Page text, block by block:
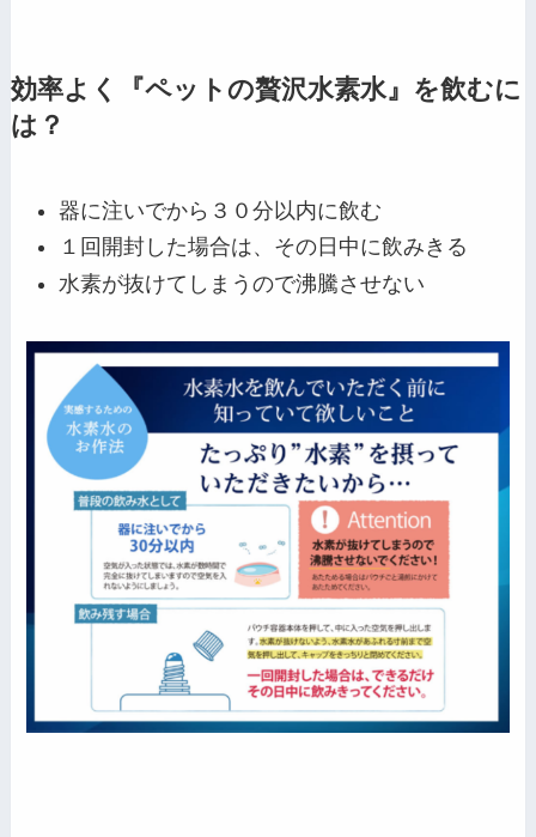
効率よく『ペットの贅沢水素水』を飲むに
は？
器に注いでから３０分以内に飲む
１回開封した場合は、その日中に飲みきる
水素が抜けてしまうので沸騰させない